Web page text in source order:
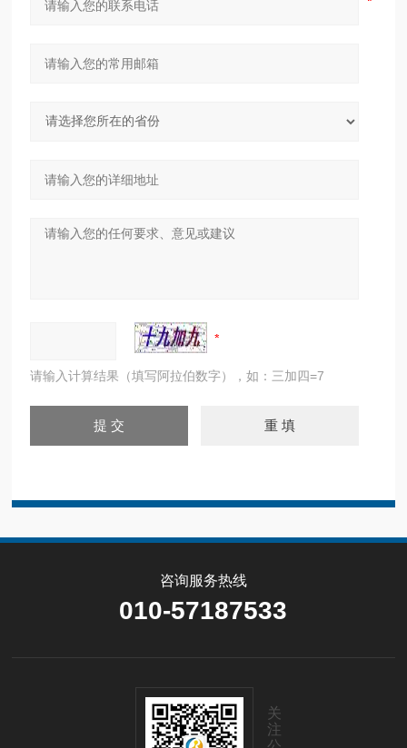
请输入计算结果（填写阿拉伯数字），如：三加四=7
咨询服务热线
010-57187533
关
注